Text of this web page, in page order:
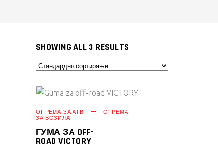
SHOWING ALL 3 RESULTS
ПРОЧИТАЈ ПОВЕЌЕ
ОПРЕМА ЗА АТВ ОПРЕМА
ЗА ВОЗИЛА
ГУМА ЗА OFF-
ROAD VICTORY